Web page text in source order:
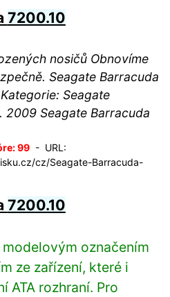
7200.10
nosičů Obnovíme
Seagate Barracuda
Seagate
2009 Seagate Barracuda
99- URL:
cz/Seagate-Barracuda-
7200.10
označením
ze zařízení, které i
ATA rozhraní. Pro